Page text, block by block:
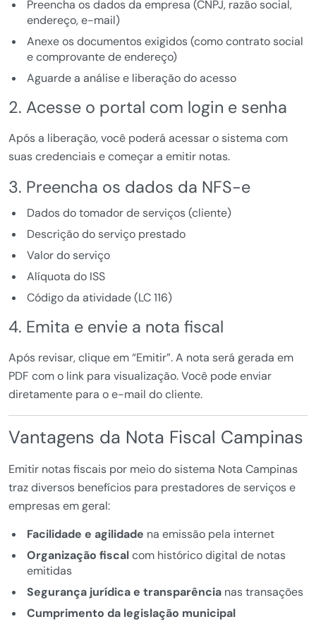
Preencha os dados da empresa (CNPJ, razão social,
endereço, e-mail)
Anexe os documentos exigidos (como contrato social
e comprovante de endereço)
Aguarde a análise e liberação do acesso
2. Acesse o portal com login e senha
Após a liberação, você poderá acessar o sistema com
suas credenciais e começar a emitir notas.
3. Preencha os dados da NFS-e
Dados do tomador de serviços (cliente)
Descrição do serviço prestado
Valor do serviço
Alíquota do ISS
Código da atividade (LC 116)
4. Emita e envie a nota fiscal
Após revisar, clique em “Emitir”. A nota será gerada em
PDF com o link para visualização. Você pode enviar
diretamente para o e-mail do cliente.
Vantagens da Nota Fiscal Campinas
Emitir notas fiscais por meio do sistema Nota Campinas
traz diversos benefícios para prestadores de serviços e
empresas em geral:
Facilidade e agilidade na emissão pela internet
Organização fiscalcom histórico digital de notas
emitidas
Segurança jurídica e transparêncianas transações
Cumprimento da legislação municipal